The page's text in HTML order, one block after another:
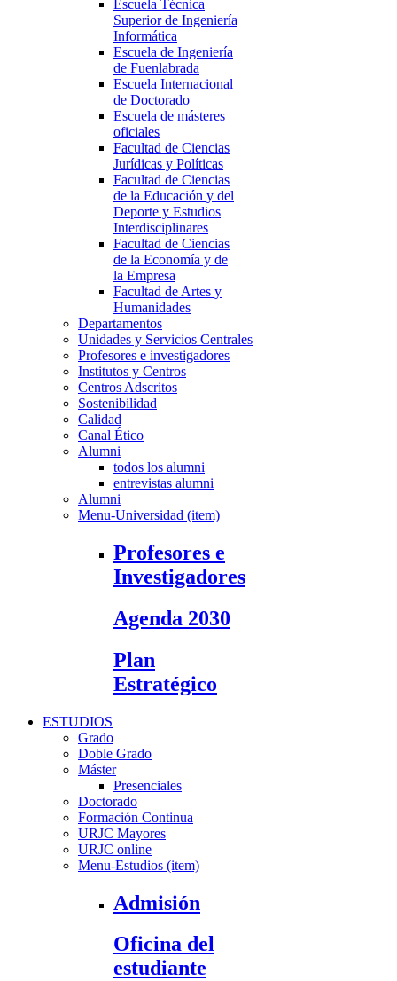
Escuela Técnica
Superior de Ingeniería
Informática
Escuela de Ingeniería
de Fuenlabrada
Escuela Internacional
de Doctorado
Escuela de másteres
oficiales
Facultad de Ciencias
Jurídicas y Políticas
Facultad de Ciencias
de la Educación y del
Deporte y Estudios
Interdisciplinares
Facultad de Ciencias
de la Economía y de
la Empresa
Facultad de Artes y
Humanidades
Departamentos
Unidades y Servicios Centrales
Profesores e investigadores
Institutos y Centros
Centros Adscritos
Sostenibilidad
Calidad
Canal Ético
Alumni
todos los alumni
entrevistas alumni
Alumni
Menu-Universidad (item)
Profesores e
Investigadores
Agenda 2030
Plan
Estratégico
ESTUDIOS
Grado
Doble Grado
Máster
Presenciales
Doctorado
Formación Continua
URJC Mayores
URJC online
Menu-Estudios (item)
Admisión
Oficina del
estudiante